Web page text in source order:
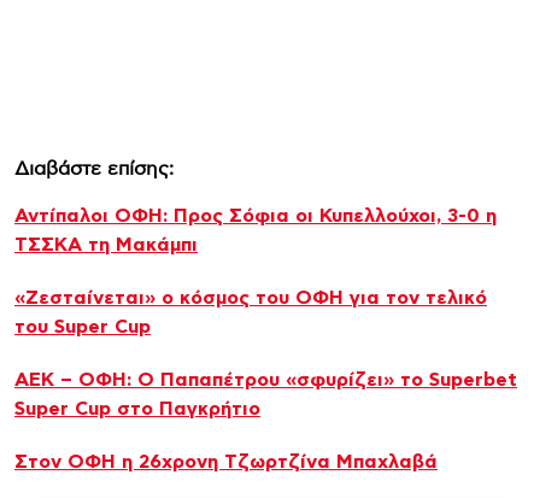
Διαβάστε επίσης:
Αντίπαλοι ΟΦΗ: Προς Σόφια οι Κυπελλούχοι, 3-0 η
ΤΣΣΚΑ τη Μακάμπι
«Ζεσταίνεται» ο κόσμος του ΟΦΗ για τον τελικό
του Super Cup
ΑΕΚ – ΟΦΗ: Ο Παπαπέτρου «σφυρίζει» το Superbet
Super Cup στο Παγκρήτιο
Στον ΟΦΗ η 26χρονη Τζωρτζίνα Μπαχλαβά